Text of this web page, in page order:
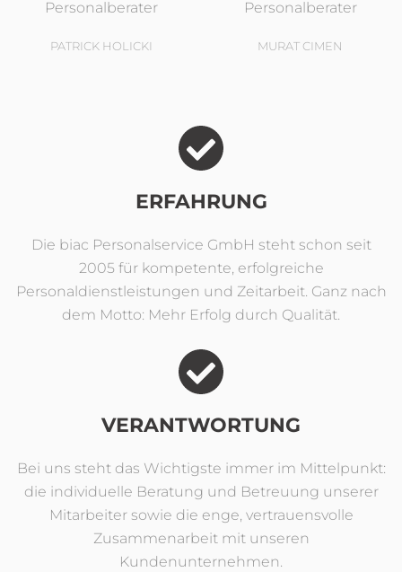
PATRICK HOLICKI MURAT CIMEN
ERFAHRUNG
Die biac Personalservice GmbH steht schon seit
2005 für kompetente, erfolgreiche
Personaldienstleistungen und Zeitarbeit. Ganz nach
dem Motto: Mehr Erfolg durch Qualität.
VERANTWORTUNG
Bei uns steht das Wichtigste immer im Mittelpunkt:
die individuelle Beratung und Betreuung unserer
Mitarbeiter sowie die enge, vertrauensvolle
Zusammenarbeit mit unseren
Kundenunternehmen.